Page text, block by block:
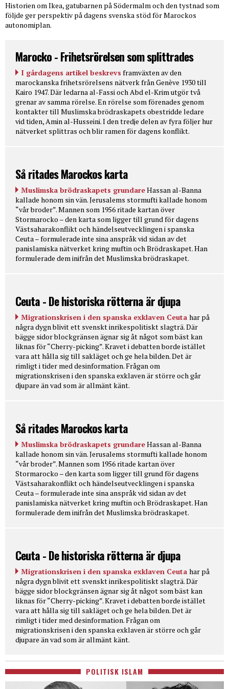
Historien om Ikea, gatubarnen på Södermalm och den tystnad som
följde ger perspektiv på dagens svenska stöd för Marockos
autonomiplan.
Marocko - Frihetsrörelsen som splittrades
I gårdagens artikel beskrevs framväxten av den
marockanska frihetsrörelsens nätverk från Genève 1930 till
Kairo 1947. Där ledarna al-Fassi och Abd el-Krim utgör två
grenar av samma rörelse. En rörelse som förenades genom
kontakter till Muslimska brödraskapets obestridde ledare
vid tiden, Amin al-Husseini. I den tredje delen av fyra följer hur
nätverket splittras och blir ramen för dagens konflikt.
Så ritades Marockos karta
Muslimska brödraskapets grundareHassan al-Banna
kallade honom sin vän. Jerusalems stormufti kallade honom
“vår broder”. Mannen som 1956 ritade kartan över
Stormarocko – den karta som ligger till grund för dagens
Västsaharakonflikt och händelseutvecklingen i spanska
Ceuta – formulerade inte sina anspråk vid sidan av det
panislamiska nätverket kring muftin och Brödraskapet. Han
formulerade dem inifrån det Muslimska brödraskapet.
Ceuta - De historiska rötterna är djupa
Migrationskrisen i den spanska exklaven Ceuta har på
några dygn blivit ett svenskt inrikespolitiskt slagträ. Där
bägge sidor blockgränsen ägnar sig åt något som bäst kan
liknas för “Cherry-picking”. Kravet i debatten borde istället
vara att hålla sig till sakläget och ge hela bilden. Det är
rimligt i tider med desinformation. Frågan om
migrationskrisen i den spanska exklaven är större och går
djupare än vad som är allmänt känt.
Så ritades Marockos karta
Muslimska brödraskapets grundareHassan al-Banna
kallade honom sin vän. Jerusalems stormufti kallade honom
“vår broder”. Mannen som 1956 ritade kartan över
Stormarocko – den karta som ligger till grund för dagens
Västsaharakonflikt och händelseutvecklingen i spanska
Ceuta – formulerade inte sina anspråk vid sidan av det
panislamiska nätverket kring muftin och Brödraskapet. Han
formulerade dem inifrån det Muslimska brödraskapet.
Ceuta - De historiska rötterna är djupa
Migrationskrisen i den spanska exklaven Ceuta har på
några dygn blivit ett svenskt inrikespolitiskt slagträ. Där
bägge sidor blockgränsen ägnar sig åt något som bäst kan
liknas för “Cherry-picking”. Kravet i debatten borde istället
vara att hålla sig till sakläget och ge hela bilden. Det är
rimligt i tider med desinformation. Frågan om
migrationskrisen i den spanska exklaven är större och går
djupare än vad som är allmänt känt.
POLITISK ISLAM